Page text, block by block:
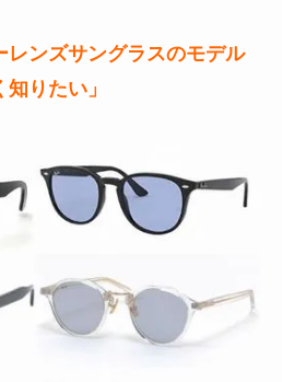
レンズサングラスのモデル
りたい」